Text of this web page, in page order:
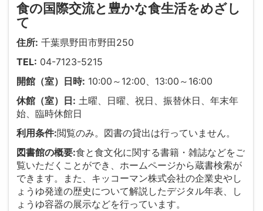
食の国際交流と豊かな食生活をめざし
て
住所: 千葉県野田市野田250
TEL: 04-7123-5215
開館（室）日時: 10:00～12:00、13:00～16:00
休館（室）日: 土曜、日曜、祝日、振替休日、年末年
始、臨時休館日
利用条件:閲覧のみ。図書の貸出は行っていません。
図書館の概要:食と食文化に関する書籍・雑誌などをご
覧いただくことができ、ホームページから蔵書検索が
できます。また、キッコーマン株式会社の企業史やし
ょうゆ発達の歴史について解説したデジタル年表、し
ょうゆ容器の展示などを行っています。